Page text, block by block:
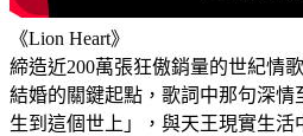
《Lion Heart》
締造近200萬張狂傲銷量的世紀情
結婚的關鍵起點，歌詞中那句深
生到這個世上」，與天王現實生